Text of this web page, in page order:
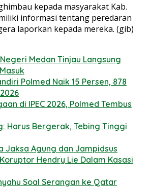
kepada masyarakat Kab.
informasi tentang peredaran
laporkan kepada mereka. (gib)
Medan Tinjau Langsung
Polmed Naik 15 Persen, 878
di IPEC 2026, Polmed Tembus
Harus Bergerak, Tebing Tinggi
Jaksa Agung dan Jampidsus
Hendry Lie Dalam Kasasi
Soal Serangan ke Qatar